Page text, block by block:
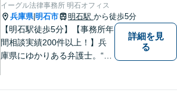
イーグル法律事務所 明石オフィス
兵庫県|明石市 明石駅 から徒歩5分
【明石駅徒歩5分】【事務所年
間相談実績200件以上！】兵
庫県にゆかりある弁護士。“プ
詳細を見
る